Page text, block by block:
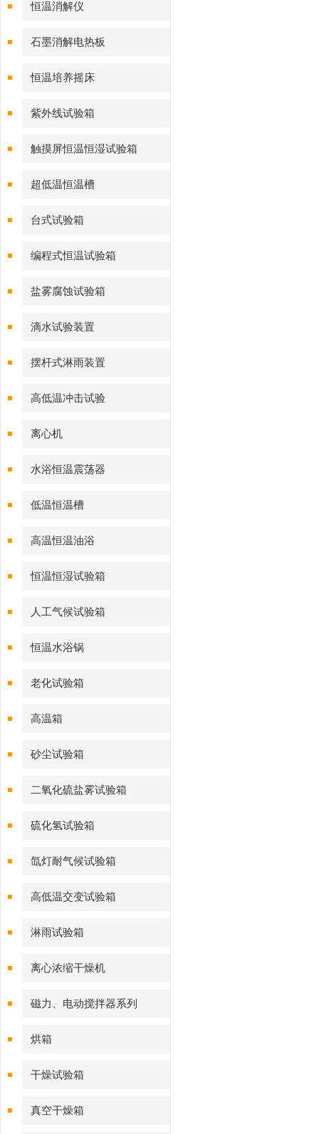
恒温消解仪
石墨消解电热板
恒温培养摇床
紫外线试验箱
触摸屏恒温恒湿试验箱
超低温恒温槽
台式试验箱
编程式恒温试验箱
盐雾腐蚀试验箱
滴水试验装置
摆杆式淋雨装置
高低温冲击试验
离心机
水浴恒温震荡器
低温恒温槽
高温恒温油浴
恒温恒湿试验箱
人工气候试验箱
恒温水浴锅
老化试验箱
高温箱
砂尘试验箱
二氧化硫盐雾试验箱
硫化氢试验箱
氙灯耐气候试验箱
高低温交变试验箱
淋雨试验箱
离心浓缩干燥机
磁力、电动搅拌器系列
烘箱
干燥试验箱
真空干燥箱